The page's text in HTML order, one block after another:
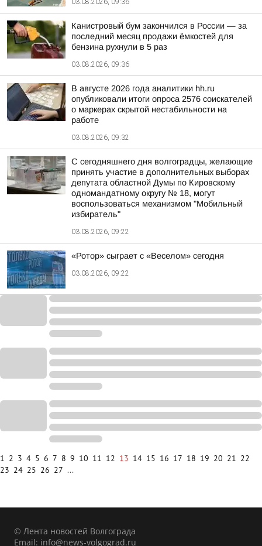
03.08.2026, 09:36
Канистровый бум закончился в России — за
последний месяц продажи ёмкостей для
бензина рухнули в 5 раз
03.08.2026, 09:36
В августе 2026 года аналитики hh.ru
опубликовали итоги опроса 2576 соискателей
о маркерах скрытой нестабильности на
работе
03.08.2026, 09:32
С сегодняшнего дня волгоградцы, желающие
принять участие в дополнительных выборах
депутата областной Думы по Кировскому
одномандатному округу № 18, могут
воспользоваться механизмом "Мобильный
избиратель"
03.08.2026, 09:22
«Ротор» сыграет с «Веселом» сегодня
03.08.2026, 09:22
1 2 3 4 5 6 7 8 9 10 11 12 13 14 15 16 17 18 19 20 21 22
23 24 25 26 27 ...
© Лента новостей Волгограда
Email: info@news-volgograd.ru